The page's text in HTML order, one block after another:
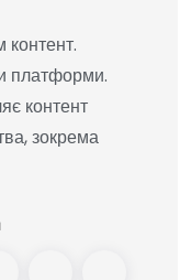
платформи.
контент
зокрема